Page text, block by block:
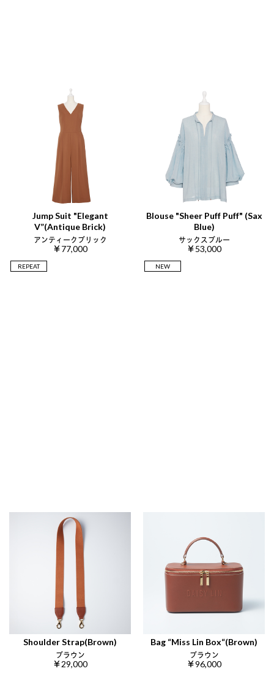
Jump Suit "Elegant
V”(Antique Brick)
アンティークブリック
￥77,000
REPEAT
Blouse "Sheer Puff Puff" (Sax
Blue)
サックスブルー
￥53,000
NEW
Shoulder Strap(Brown)
ブラウン
￥29,000
Bag “Miss Lin Box“(Brown)
ブラウン
￥96,000